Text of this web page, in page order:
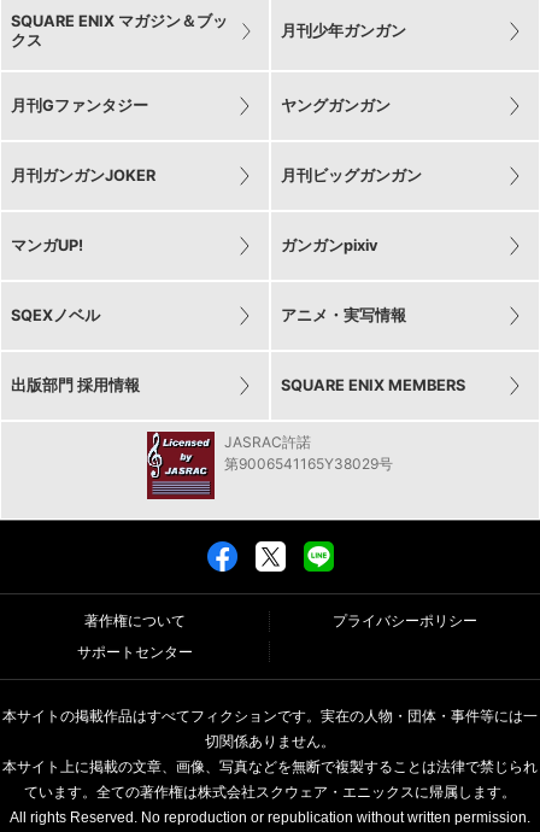
SQUARE ENIX マガジン＆ブッ
クス
月刊少年ガンガン
月刊Gファンタジー ヤングガンガン
月刊ガンガンJOKER 月刊ビッグガンガン
マンガUP! ガンガンpixiv
SQEXノベル アニメ・実写情報
出版部門 採用情報 SQUARE ENIX MEMBERS
JASRAC許諾
第9006541165Y38029号
著作権について
プライバシーポリシー
サポートセンター
本サイトの掲載作品はすべてフィクションです。実在の人物・団体・事件等には一
切関係ありません。
本サイト上に掲載の文章、画像、写真などを無断で複製することは法律で禁じられ
ています。全ての著作権は株式会社スクウェア・エニックスに帰属します。
All rights Reserved. No reproduction or republication without written permission.